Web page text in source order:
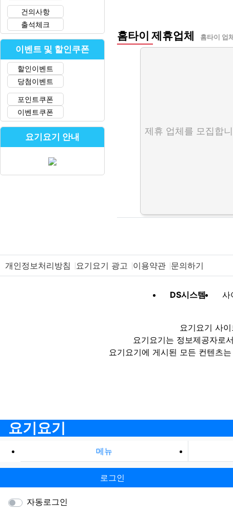
홈타이 제휴업체 홈타이 업
제휴 업체를 모집합
건의사항
출석체크
이벤트 및 할인쿠폰
할인이벤트
당첨이벤트
포인트쿠폰
이벤트쿠폰
요기요기 안내
개인정보처리방침 요기요기 광고 이용약관 문의하기
DS시스템 사
요기요기 사
요기요기는 정보제공자로
요기요기에 게시된 모든 컨텐츠
요기요기
메뉴
로그인
자동로그인